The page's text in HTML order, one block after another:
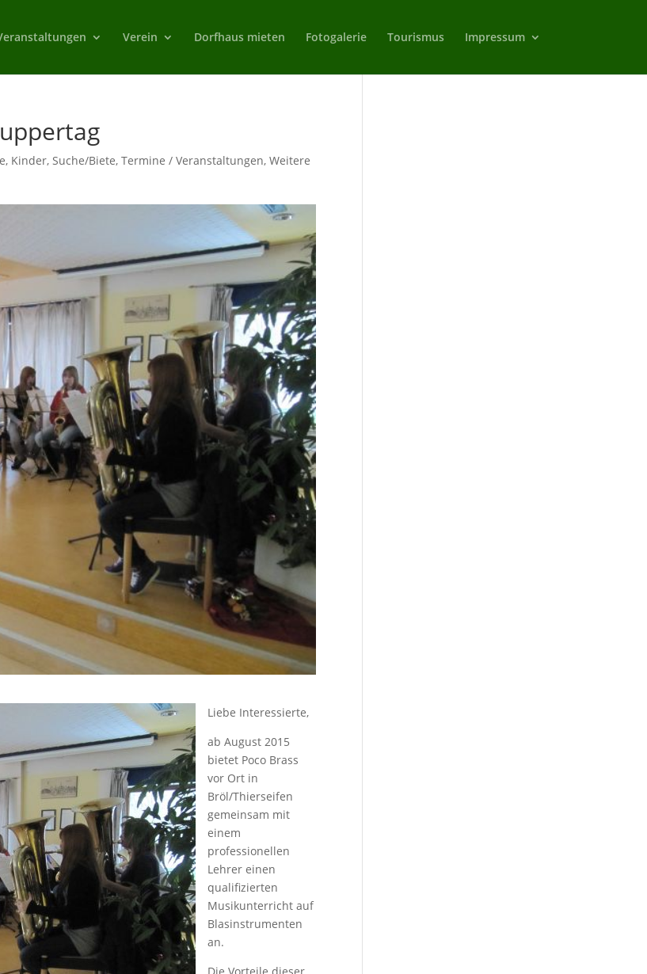
Verein Dorfhaus mieten Fotogalerie Tourismus Impressum
, Kinder,Suche/Biete,Termine / Veranstaltungen,Weitere
Liebe Interessierte,
ab August 2015
bietet Poco Brass
vor Ort in
Bröl/Thierseifen
gemeinsam mit
einem
professionellen
Lehrer einen
qualifizierten
Musikunterricht auf
Blasinstrumenten
an.